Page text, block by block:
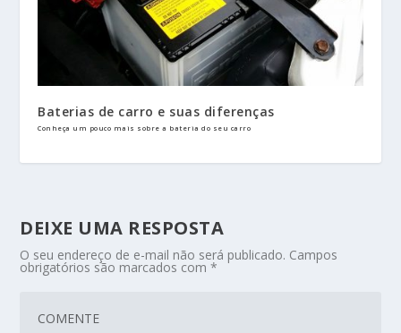
Baterias de carro e suas diferenças
Conheça um pouco mais sobre a bateria do seu carro
DEIXE UMA RESPOSTA
O seu endereço de e-mail não será publicado. Campos
obrigatórios são marcados com*